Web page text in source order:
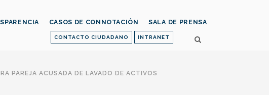
CONTACTO CIUDADANO INTRANET
CASOS DE CONNOTACIÓN SALA DE PRENSA
PAREJA ACUSADA DE LAVADO DE ACTIVOS